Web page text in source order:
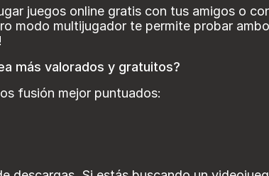
juegos online gratis con tus amigos o
modo multijugador te permite probar
más valorados y gratuitos?
fusión mejor puntuados: